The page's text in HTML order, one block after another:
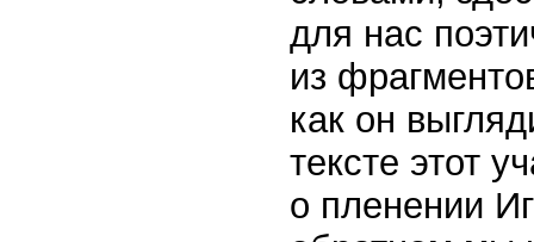
для нас
из
как он
тексте этот
о пленении